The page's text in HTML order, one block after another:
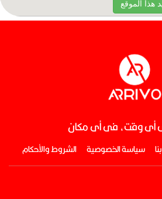
أى وقت، فى أى مكان
سياسة الخصوصية الشروط والأحكام